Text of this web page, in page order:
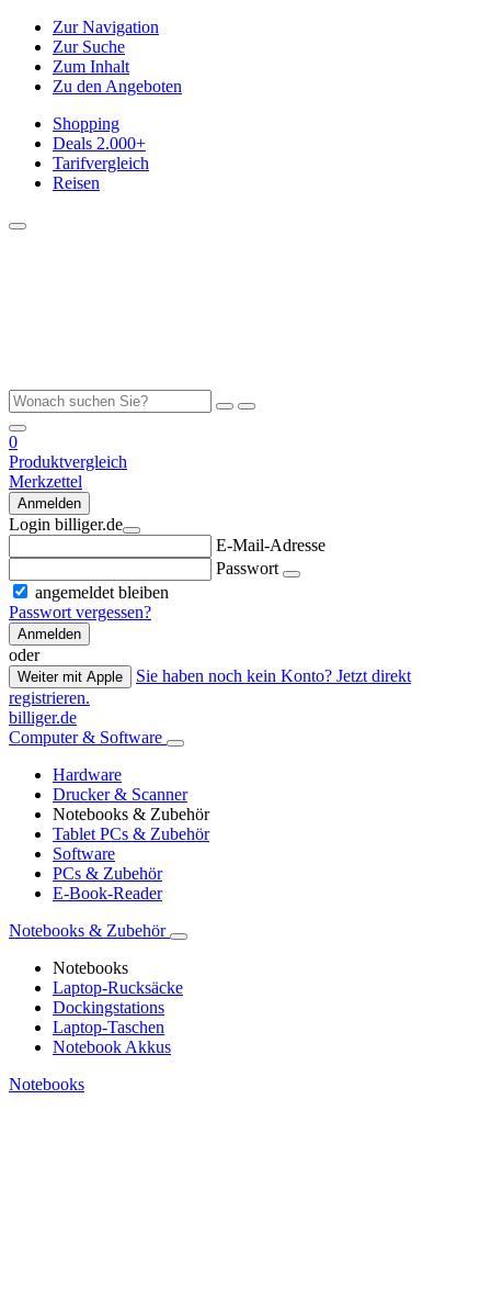
Zur Navigation
Zur Suche
Zum Inhalt
Zu den Angeboten
Shopping
Deals 2.000+
Tarifvergleich
Reisen
0
Produktvergleich
Merkzettel
Anmelden
Login billiger.de
E-Mail-Adresse
Passwort
angemeldet bleiben
Passwort vergessen?
Anmelden
oder
Weiter mit Apple
Sie haben noch kein Konto? Jetzt direkt
registrieren.
billiger.de
Computer & Software
Hardware
Drucker & Scanner
Notebooks & Zubehör
Tablet PCs & Zubehör
Software
PCs & Zubehör
E-Book-Reader
Notebooks & Zubehör
Notebooks
Laptop-Rucksäcke
Dockingstations
Laptop-Taschen
Notebook Akkus
Notebooks